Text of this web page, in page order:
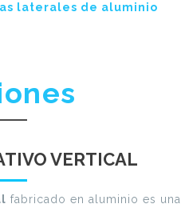
laterales de aluminio
VERTICAL
fabricado en aluminio es una